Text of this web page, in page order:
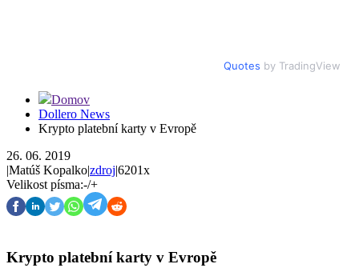
Quotes by TradingView
Domov
Dollero News
Krypto platební karty v Evropě
26. 06. 2019
|Matúš Kopalko|zdroj|6201x
Velikost písma:-/+
Krypto platební karty v Evropě